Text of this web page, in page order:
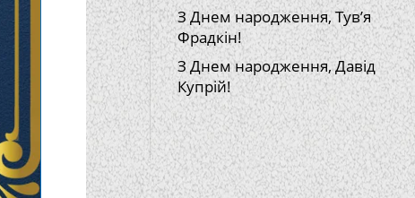
З Днем народження, Тув’я
Фрадкін!
З Днем народження, Давід
Купрій!